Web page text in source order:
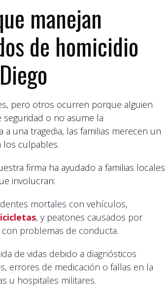
manejan
de homicidio
pero otros ocurren porque alguien
o no asume la
a una tragedia, las familias merecen un
los culpables.
firma ha ayudado a familias locales
involucran:
mortales con vehículos,
, y peatones causados por
problemas de conducta.
de vidas debido a diagnósticos
errores de medicación o fallas en la
u hospitales militares.